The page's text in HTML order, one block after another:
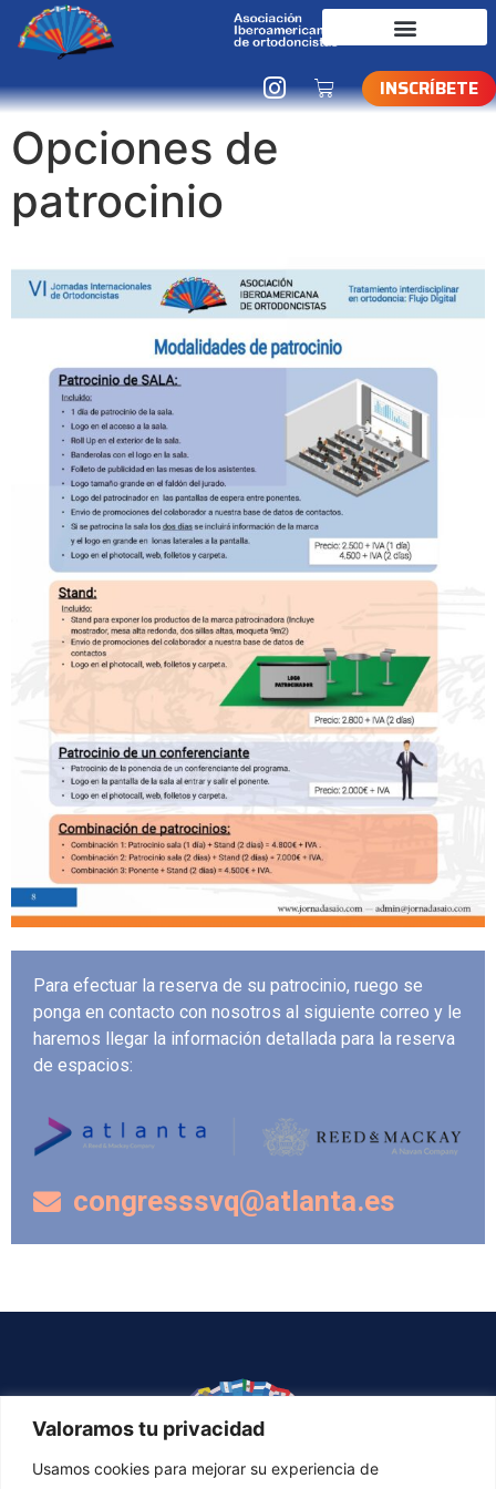
Valoramos tu privacidad
Usamos cookies para mejorar su experiencia de
INSCRÍBETE
Opciones de
patrocinio
Para efectuar la reserva de su patrocinio, ruego se
ponga en contacto con nosotros al siguiente correo y le
haremos llegar la información detallada para la reserva
de espacios:
congresssvq@atlanta.es